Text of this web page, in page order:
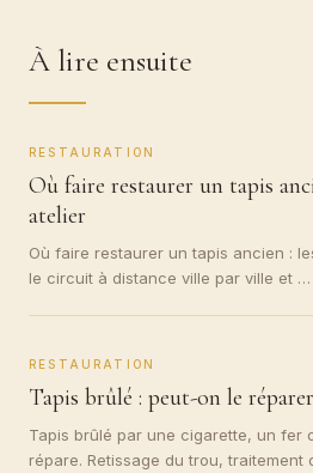
À lire ensuite
RESTAURATION
Où faire restaurer un tapis
atelier
Où faire restaurer un tapis ancien :
le circuit à distance ville par ville et …
RESTAURATION
Tapis brûlé : peut-on le
Tapis brûlé par une cigarette, un fer
répare. Retissage du trou, traitement